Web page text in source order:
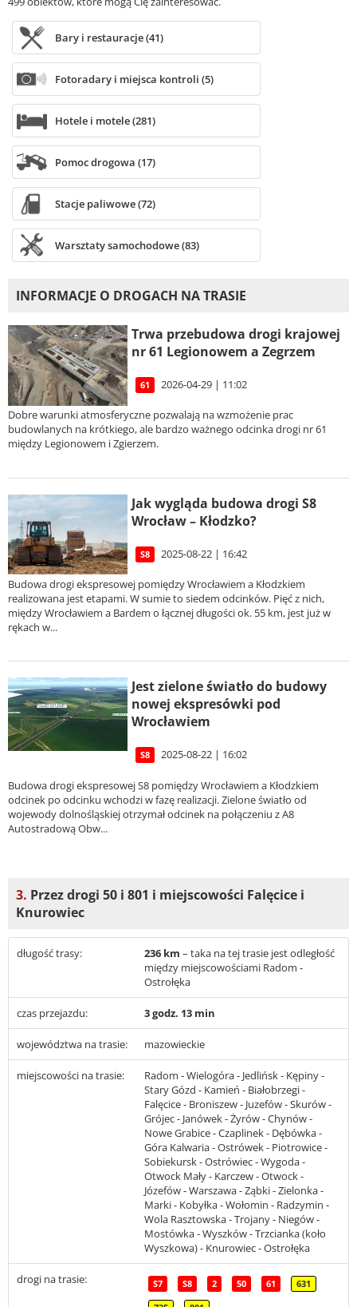
Bary i restauracje (41)
Fotoradary i miejsca kontroli (5)
Hotele i motele (281)
Pomoc drogowa (17)
Stacje paliwowe (72)
Warsztaty samochodowe (83)
INFORMACJE O DROGACH NA TRASIE
Trwa przebudowa drogi krajowej
nr 61 Legionowem a Zegrzem
61 2026-04-29 | 11:02
Dobre warunki atmosferyczne pozwalają na wzmożenie prac
budowlanych na krótkiego, ale bardzo ważnego odcinka drogi nr 61
między Legionowem i Zgierzem.
Jak wygląda budowa drogi S8
Wrocław – Kłodzko?
S8 2025-08-22 | 16:42
Budowa drogi ekspresowej pomiędzy Wrocławiem a Kłodzkiem
realizowana jest etapami. W sumie to siedem odcinków. Pięć z nich,
między Wrocławiem a Bardem o łącznej długości ok. 55 km, jest już w
rękach w...
Jest zielone światło do budowy
nowej ekspresówki pod
Wrocławiem
S8 2025-08-22 | 16:02
Budowa drogi ekspresowej S8 pomiędzy Wrocławiem a Kłodzkiem
odcinek po odcinku wchodzi w fazę realizacji. Zielone światło od
wojewody dolnośląskiej otrzymał odcinek na połączeniu z A8
Autostradową Obw...
3. Przez drogi 50 i 801 i miejscowości Falęcice i
Knurowiec
długość trasy: 236 km – taka na tej trasie jest odległość
między miejscowościami Radom -
Ostrołęka
czas przejazdu: 3 godz. 13 min
województwa na trasie: mazowieckie
miejscowości na trasie:
Radom - Wielogóra - Jedlińsk - Kępiny -
Stary Gózd - Kamień - Białobrzegi -
Falęcice - Broniszew - Juzefów - Skurów -
Grójec - Janówek - Żyrów - Chynów -
Nowe Grabice - Czaplinek - Dębówka -
Góra Kalwaria - Ostrówek - Piotrowice -
Sobiekursk - Ostrówiec - Wygoda -
Otwock Mały - Karczew - Otwock -
Józefów - Warszawa - Ząbki - Zielonka -
Marki - Kobyłka - Wołomin - Radzymin -
Wola Rasztowska - Trojany - Niegów -
Mostówka - Wyszków - Trzcianka (koło
Wyszkowa) - Knurowiec - Ostrołęka
drogi na trasie: S7 S8 2 50 61 631